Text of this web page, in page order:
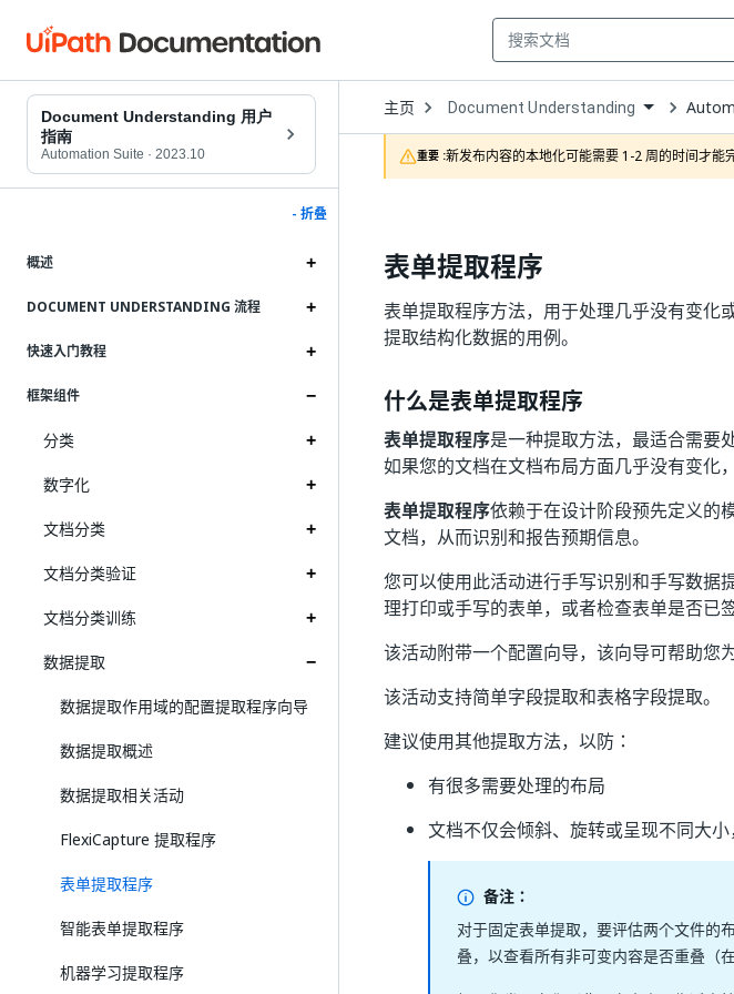
Document Understanding 用户
指南
Automation Suite · 2023.10
- 折叠
概述
DOCUMENT UNDERSTANDING 流程
快速入门教程
框架组件
分类
数字化
文档分类
文档分类验证
文档分类训练
数据提取
数据提取作用域的配置提取程序向导
数据提取概述
数据提取相关活动
FlexiCapture 提取程序
表单提取程序
智能表单提取程序
机器学习提取程序
主页 Open
Dropdown
to
choose
product
Document Understanding
重要 :新发布内容的本地化可能需要 1-2 周的时间才能完
表单提取程序
表单提取程序方法，用于处理几乎没有变化
提取结构化数据的用例。
什么是表单提取程序
表单提取程序是一种提取方法，最适合需要
如果您的文档在文档布局方面几乎没有变化
表单提取程序依赖于在设计阶段预先定义的
文档，从而识别和报告预期信息。
您可以使用此活动进行手写识别和手写数据
理打印或手写的表单，或者检查表单是否已签
该活动附带一个配置向导，该向导可帮助您
该活动支持简单字段提取和表格字段提取。
建议使用其他提取方法，以防：
有很多需要处理的布局
文档不仅会倾斜、旋转或呈现不同大小
备注：
对于固定表单提取，要评估两个文件的
叠，以查看所有非可变内容是否重叠（